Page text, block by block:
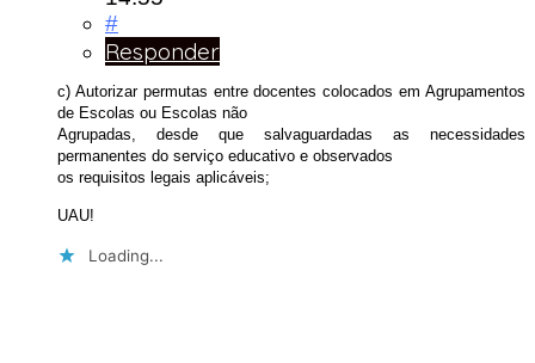
#
Responder
c) Autorizar permutas entre docentes colocados em Agrupamentos
de Escolas ou Escolas não
Agrupadas, desde que salvaguardadas as necessidades
permanentes do serviço educativo e observados
os requisitos legais aplicáveis;
UAU!
Loading...